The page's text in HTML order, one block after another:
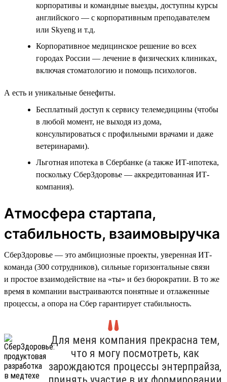
корпоративы и командные выезды, доступны курсы
английского — с корпоративным преподавателем
или Skyeng и т.д.
Корпоративное медицинское решение во всех
городах России — лечение в физических клиниках,
включая стоматологию и помощь психологов.
А есть и уникальные бенефиты.
Бесплатный доступ к сервису телемедицины (чтобы
в любой момент, не выходя из дома,
консультироваться с профильными врачами и даже
ветеринарами).
Льготная ипотека в Сбербанке (а также ИТ-ипотека,
поскольку СберЗдоровье — аккредитованная ИТ-
компания).
Атмосфера стартапа,
стабильность, взаимовыручка
СберЗдоровье — это амбициозные проекты, уверенная ИТ-
команда (300 сотрудников), сильные горизонтальные связи
и простое взаимодействие на «ты» и без бюрократии. В то же
время в компании выстраиваются понятные и отлаженные
процессы, а опора на Сбер гарантирует стабильность.
Для меня компания прекрасна тем,
что я могу посмотреть, как
зарождаются процессы энтерпрайза,